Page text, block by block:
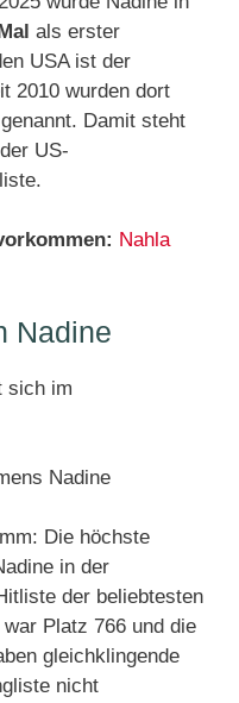
als erster
USA ist der
2010 wurden dort
Damit steht
US-
Nahla
Nadine
sich im
Die höchste
in der
der beliebtesten
Platz 766 und die
gleichklingende
nicht